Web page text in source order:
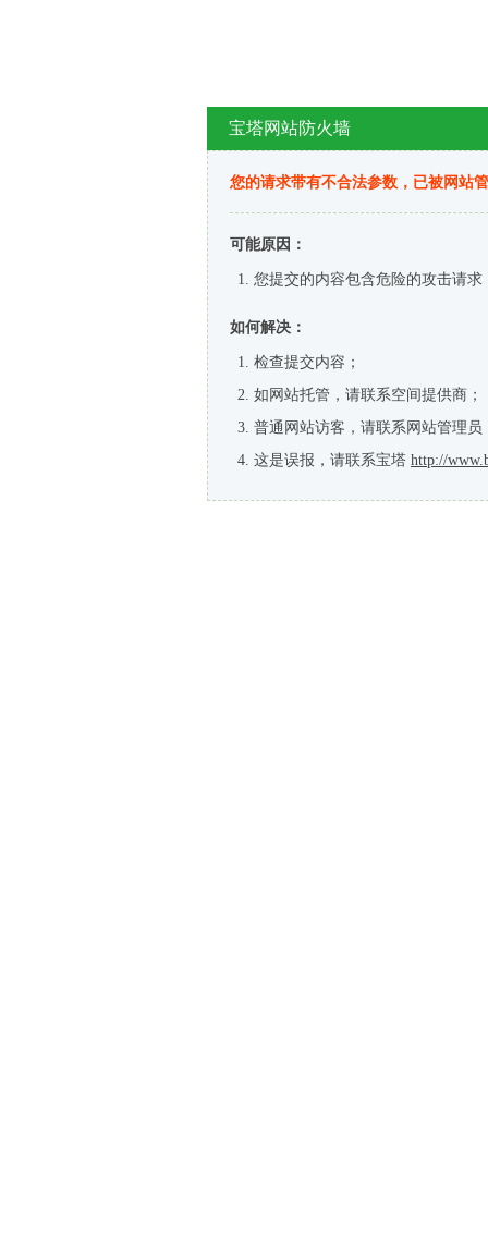
宝塔网站防火墙
您的请求带有不合法参数，已被网站
可能原因：
您提交的内容包含危险的攻击请求
如何解决：
检查提交内容；
如网站托管，请联系空间提供商；
普通网站访客，请联系网站管理员
这是误报，请联系宝塔 http://